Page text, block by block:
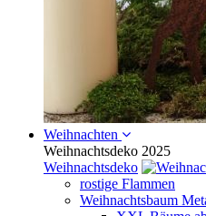
Weihnachten
Weihnachtsdeko 2025
Weihnachtsdeko
rostige Flammen
Weihnachtsbaum